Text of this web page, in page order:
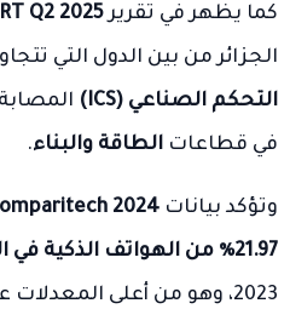
كما يظهر في تقريرQ2 2025
الجزائر من بين الدول التي
التحكم الصناعي (ICS)
في قطاعات الطاقة والبناء.
وتؤكد بيانات 2024
21.97٪ من الهواتف الذكية في الجزائر
2023، وهو من أعلى المعدلات عالميًا بعد إيران (30.29٪).